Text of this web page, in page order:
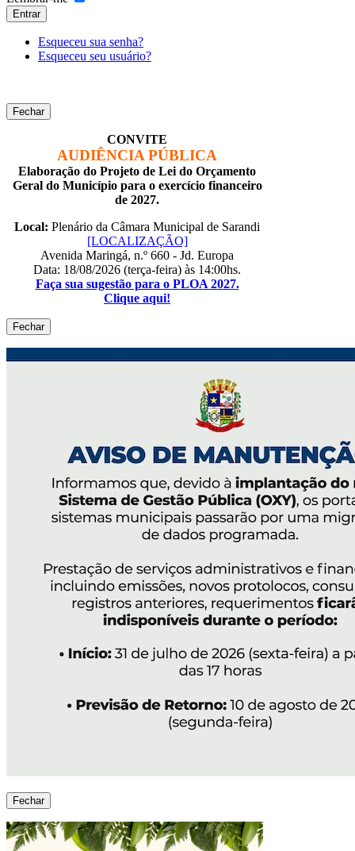
Entrar
Esqueceu sua senha?
Esqueceu seu usuário?
Fechar
CONVITE
AUDIÊNCIA PÚBLICA
Elaboração do Projeto de Lei do Orçamento
Geral do Município para o exercício financeiro
de 2027.
Local: Plenário da Câmara Municipal de Sarandi
[LOCALIZAÇÃO]
Avenida Maringá, n.º 660 - Jd. Europa
Data: 18/08/2026 (terça-feira) às 14:00hs.
Faça sua sugestão para o PLOA 2027.
Clique aqui!
Fechar
Fechar